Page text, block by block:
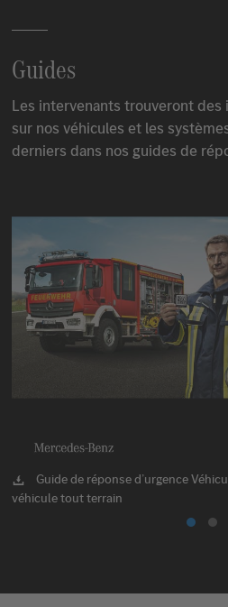
Guides
Les intervenants trouveront
sur nos véhicules et les
derniers dans nos guides de
Guide de réponse d’urgence
véhicule tout terrain